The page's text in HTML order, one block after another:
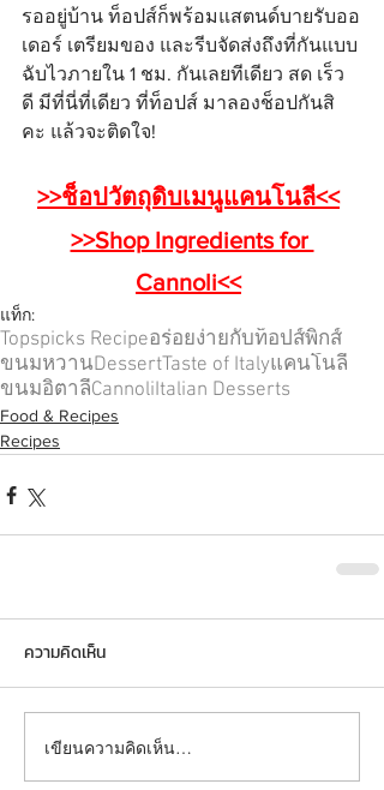
รออยู่บ้าน ท็อปส์ก็พร้อมแสตนด์บายรับออ
เดอร์ เตรียมของ และรีบจัดส่งถึงที่กันแบบ
ฉับไวภายใน 1 ชม. กันเลยทีเดียว สด เร็ว
ดี มีที่นี่ที่เดียว ที่ท็อปส์ มาลองช็อปกันสิ
คะ แล้วจะติดใจ!
>>ช็อปวัตถุดิบเมนูแคนโนลี<<
>>Shop Ingredients for
Cannoli<<
แท็ก:
Topspicks Recipeอร่อยง่ายกับท็อปส์พิกส์
ขนมหวานDessertTaste of Italyแคนโนลี
ขนมอิตาลีCannoliItalian Desserts
Food & Recipes
Recipes
ความคิดเห็น
เขียนความคิดเห็น…